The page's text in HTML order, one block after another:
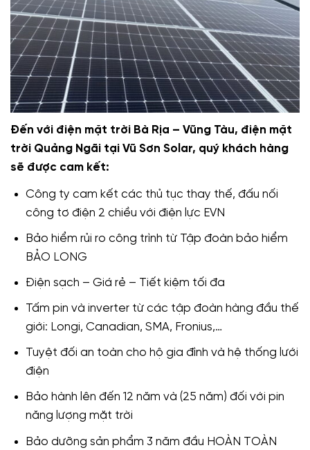
Đến với điện mặt trời Bà Rịa – Vũng Tàu, điện mặt
trời Quảng Ngãi tại Vũ Sơn Solar, quý khách hàng
sẽ được cam kết:
Công ty cam kết các thủ tục thay thế, đấu nối
công tơ điện 2 chiều với điện lực EVN
Bảo hiểm rủi ro công trình từ Tập đoàn bảo hiểm
BẢO LONG
Điện sạch – Giá rẻ – Tiết kiệm tối đa
Tấm pin và inverter từ các tập đoàn hàng đầu thế
giới: Longi, Canadian, SMA, Fronius,…
Tuyệt đối an toàn cho hộ gia đình và hệ thống lưới
điện
Bảo hành lên đến 12 năm và (25 năm) đối với pin
năng lượng mặt trời
Bảo dưỡng sản phẩm 3 năm đầu HOÀN TOÀN